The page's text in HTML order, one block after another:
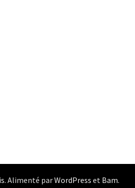
. Alimenté parWordPress et Bam.